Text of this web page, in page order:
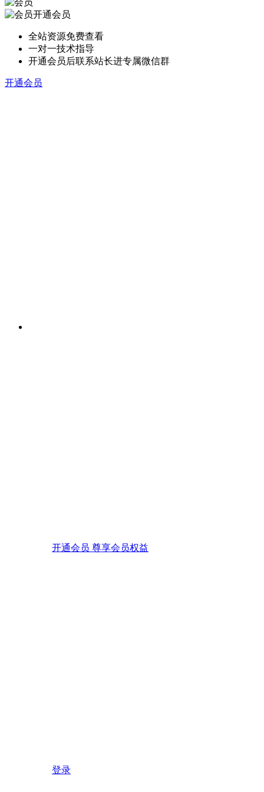
开通会员
全站资源免费查看
一对一技术指导
开通会员后联系站长进专属微信群
开通会员
开通会员 尊享会员权益
登录